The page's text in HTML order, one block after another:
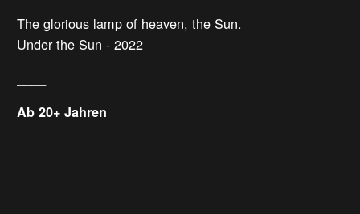
The glorious lamp of heaven, the Sun.
Under the Sun - 2022
Ab 20+ Jahren